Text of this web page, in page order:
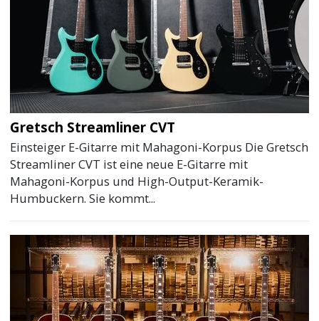
Gretsch Streamliner CVT
Einsteiger E-Gitarre mit Mahagoni-Korpus Die Gretsch
Streamliner CVT ist eine neue E-Gitarre mit
Mahagoni-Korpus und High-Output-Keramik-
Humbuckern. Sie kommt...